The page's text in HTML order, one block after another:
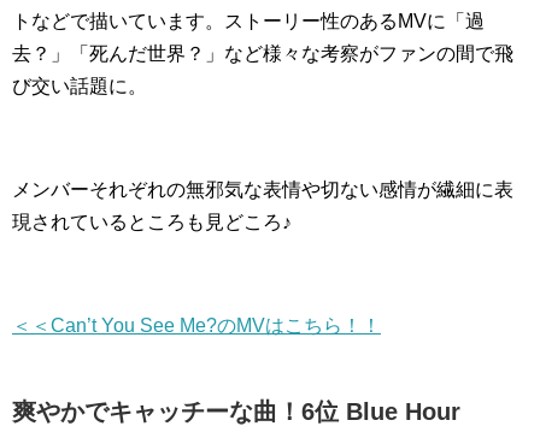
トなどで描いています。ストーリー性のあるMVに「過
去？」「死んだ世界？」など様々な考察がファンの間で飛
び交い話題に。
メンバーそれぞれの無邪気な表情や切ない感情が繊細に表
現されているところも見どころ♪
＜＜Can’t You See Me?のMVはこちら！！
爽やかでキャッチーな曲！6位 Blue Hour